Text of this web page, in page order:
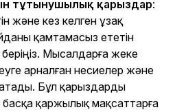
тұтынушылық қарыздар:
және кез келген ұзақ
қамтамасыз ететін
Мысалдарға жеке
арналған несиелер және
Бұл қарыздарды
басқа қаржылық мақсаттарға